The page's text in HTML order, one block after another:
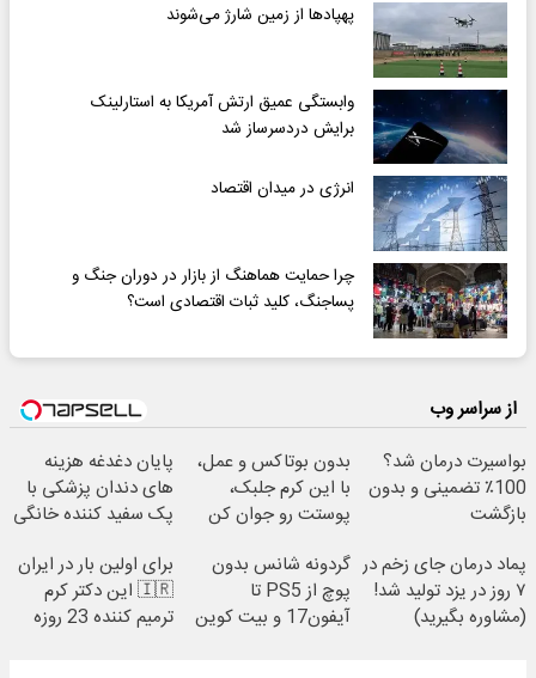
پهپادها از زمین شارژ می‌شوند
وابستگی عمیق ارتش آمریکا به استارلینک
برایش دردسرساز شد
انرژی در میدان اقتصاد
چرا حمایت هماهنگ از بازار در دوران جنگ و
پسا‌جنگ، کلید ثبات اقتصادی است؟
از سراسر وب
بواسیرت درمان شد؟
100٪ تضمینی و بدون
بازگشت
بدون بوتاکس و عمل،
با این کرم جلبک،
پوستت رو جوان کن
پایان دغدغه هزینه
های دندان پزشکی با
پک سفید کننده خانگی
پماد درمان جای زخم در
۷ روز در یزد تولید شد!
(مشاوره بگیرید)
گردونه شانس بدون
پوچ از PS5 تا
آیفون17 و بیت کوین
برای اولین بار در ایران
🇮🇷 این دکتر کرم
ترمیم کننده 23 روزه